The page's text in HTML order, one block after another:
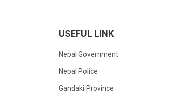
USEFUL LINK
Nepal Government
Nepal Police
Gandaki Province